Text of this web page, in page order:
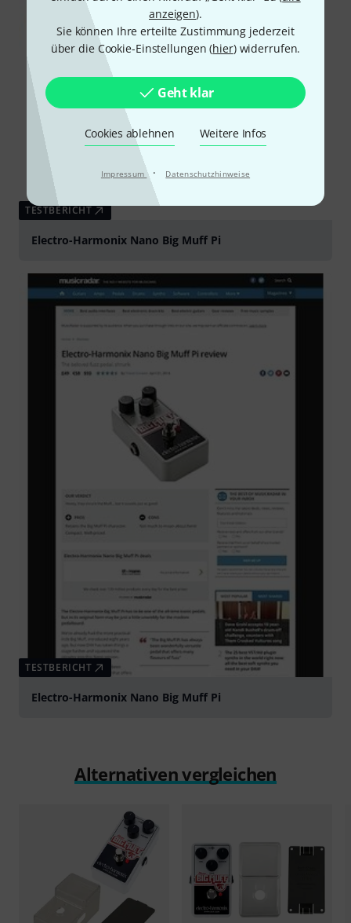
anzeigen).
Sie können Ihre erteilte Zustimmung jederzeit
über die Cookie-Einstellungen (hier) widerrufen.
Geht klar
Cookies ablehnen Weitere Infos
Impressum · Datenschutzhinweise
TESTBERICHT
Electro-Harmonix Nano Big Muff Pi
TESTBERICHT
Electro-Harmonix Nano Big Muff Pi
Alternativen vergleichen